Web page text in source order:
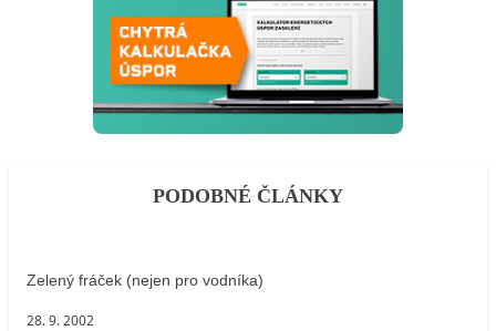
PODOBNÉ ČLÁNKY
Zelený fráček (nejen pro vodníka)
28. 9. 2002